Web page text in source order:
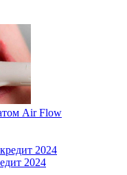
Air Flow
2024